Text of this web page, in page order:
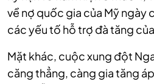
về nợ quốc gia của Mỹ ngày
các yếu tố hỗ trợ đà tăng
Mặt khác, cuộc xung đột
căng thẳng, càng gia tăng